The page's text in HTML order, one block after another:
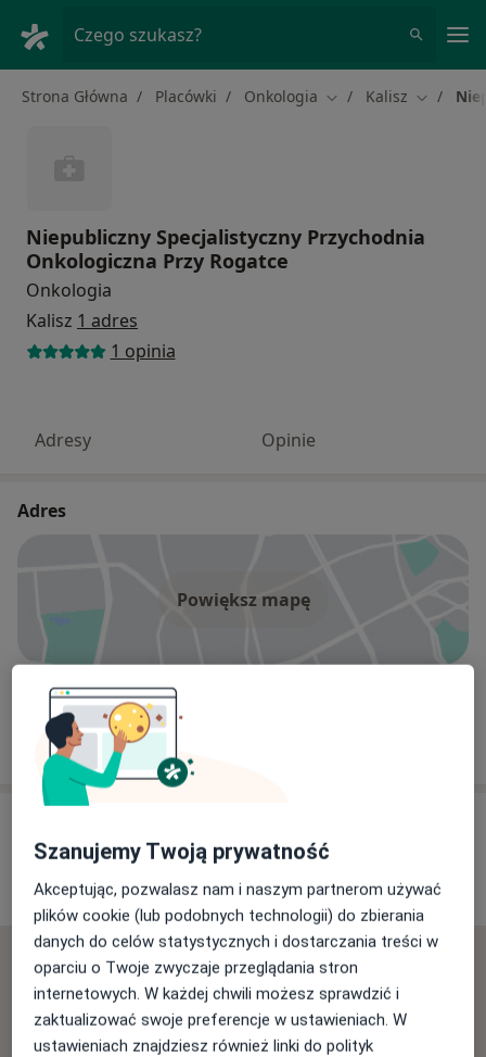
Czego szukasz?
Strona Główna Placówki Onkologia Zmień miasto
Kalisz Zmień
Niepubliczny Specjalistyczny Przychodnia
Onkologiczna Przy Rogatce
Onkologia
Kalisz 1 adres
1 opinia
Adresy Opinie
Adres
Powiększ mapę
Niepubliczny Specjalistyczny Przychodnia Onkologiczna
Przy Rogatce
Śródmiejska 34, 62-800 Kalisz
1 opinia
Sprawdzamy wszystkie opinie. Moderujemy je
zgodnie z naszymi zasadami, dowiedz się więcej o
opiniach i sposobie obliczania gwiazdek na
Dowiedz się więcejDowiedz się więcej o opiniach
Szanujemy Twoją prywatność
Akceptując, pozwalasz nam i naszym partnerom używać
plików cookie (lub podobnych technologii) do zbierania
danych do celów statystycznych i dostarczania treści w
oparciu o Twoje zwyczaje przeglądania stron
internetowych. W każdej chwili możesz sprawdzić i
zaktualizować swoje preferencje w ustawieniach. W
ustawieniach znajdziesz również linki do polityk